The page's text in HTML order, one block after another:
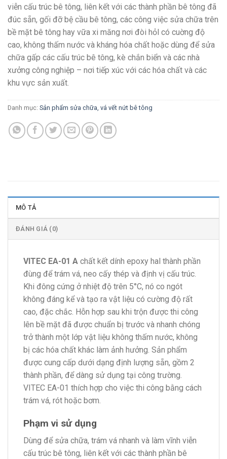
viễn cấu trúc bê tông, liên kết với các thành phần bê tông đã
đúc sẵn, gối đỡ bệ cầu bê tông, các công việc sửa chữa trên
bề mặt bê tông hay vữa xi măng nơi đòi hỏl có cuờng độ
cao, không thấm nước và kháng hóa chất hoặc dùng để sửa
chữa gấp các cấu trúc bê tông, kè chắn biển và các nhà
xưởng công nghiệp – nơi tiếp xúc với các hóa chất và các
khu vực sản xuất.
Danh mục: Sản phẩm sửa chữa, vá vết nứt bê tông
MÔ TẢ
ĐÁNH GIÁ (0)
VITEC EA-01 A chất kết dính epoxy hal thành phần
đùng để trám vá, neo cấy thép và định vị cấu trúc.
Khi đông cứng ở nhiệt độ trên 5°C, nó co ngót
không đáng kể và tạo ra vật liệu có cường độ rất
cao, đặc chắc. Hỗn hợp sau khi trộn được thi công
lên bề mặt đã được chuẩn bị trước và nhanh chóng
trở thành một lớp vật liệu không thấm nước, không
bị các hóa chất khác làm ảnh hưởng. Sản phẩm
được cung cấp dưới dạng định lượng sẵn, gồm 2
thành phần, để dàng sử dụng tại công trường.
VITEC EA-01 thích hợp cho việc thi công bằng cách
trám vá, rót hoặc bơm.
Phạm vi sử dụng
Dùng để sửa chữa, trám vá nhanh và làm vĩnh viễn
cấu trúc bê tông, liên kết với các thành phần bê